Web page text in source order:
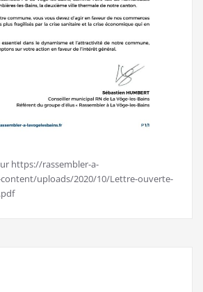
https://rassembler-a-
uploads/2020/10/Lettre-ouverte-